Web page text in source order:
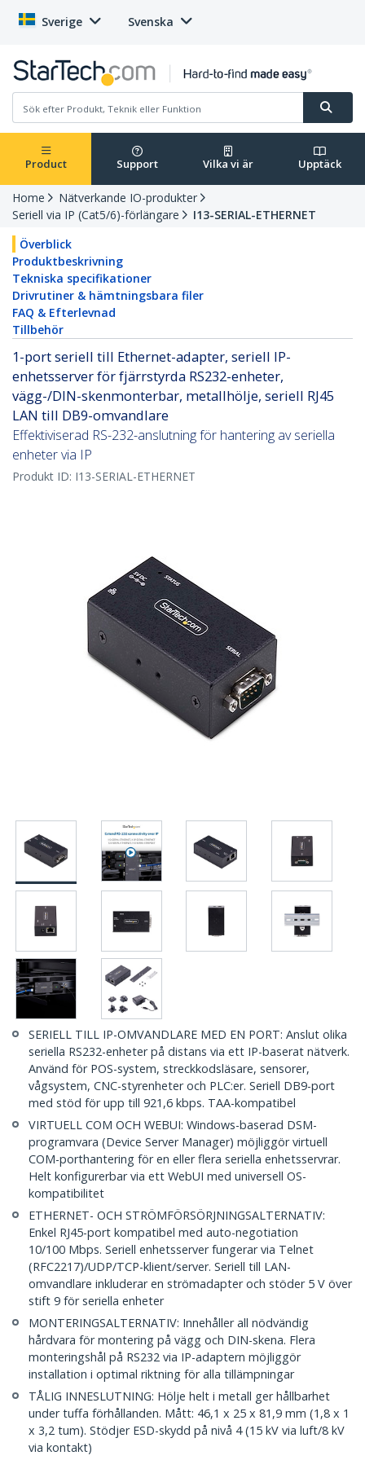
Sverige Svenska
Product Support Vilka vi är Upptäck
Home
Nätverkande IO-produkter
Seriell via IP (Cat5/6)-förlängare
I13-SERIAL-ETHERNET
Överblick
Produktbeskrivning
Tekniska specifikationer
Drivrutiner & hämtningsbara filer
FAQ & Efterlevnad
Tillbehör
1-port seriell till Ethernet-adapter, seriell IP-
enhetsserver för fjärrstyrda RS232-enheter,
vägg-/DIN-skenmonterbar, metallhölje, seriell RJ45
LAN till DB9-omvandlare
Effektiviserad RS-232-anslutning för hantering av seriella
enheter via IP
Produkt ID: I13-SERIAL-ETHERNET
SERIELL TILL IP-OMVANDLARE MED EN PORT: Anslut olika
seriella RS232-enheter på distans via ett IP-baserat nätverk.
Använd för POS-system, streckkodsläsare, sensorer,
vågsystem, CNC-styrenheter och PLC:er. Seriell DB9-port
med stöd för upp till 921,6 kbps. TAA-kompatibel
VIRTUELL COM OCH WEBUI: Windows-baserad DSM-
programvara (Device Server Manager) möjliggör virtuell
COM-porthantering för en eller flera seriella enhetsservrar.
Helt konfigurerbar via ett WebUI med universell OS-
kompatibilitet
ETHERNET- OCH STRÖMFÖRSÖRJNINGSALTERNATIV:
Enkel RJ45-port kompatibel med auto-negotiation
10/100 Mbps. Seriell enhetsserver fungerar via Telnet
(RFC2217)/UDP/TCP-klient/server. Seriell till LAN-
omvandlare inkluderar en strömadapter och stöder 5 V över
stift 9 för seriella enheter
MONTERINGSALTERNATIV: Innehåller all nödvändig
hårdvara för montering på vägg och DIN-skena. Flera
monteringshål på RS232 via IP-adaptern möjliggör
installation i optimal riktning för alla tillämpningar
TÅLIG INNESLUTNING: Hölje helt i metall ger hållbarhet
under tuffa förhållanden. Mått: 46,1 x 25 x 81,9 mm (1,8 x 1
x 3,2 tum). Stödjer ESD-skydd på nivå 4 (15 kV via luft/8 kV
via kontakt)